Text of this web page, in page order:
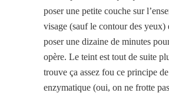
poser une petite couche sur
visage (sauf le contour des yeux)
poser une dizaine de minutes
opère. Le teint est tout de suite
trouve ça assez fou ce principe
enzymatique (oui, on ne frotte